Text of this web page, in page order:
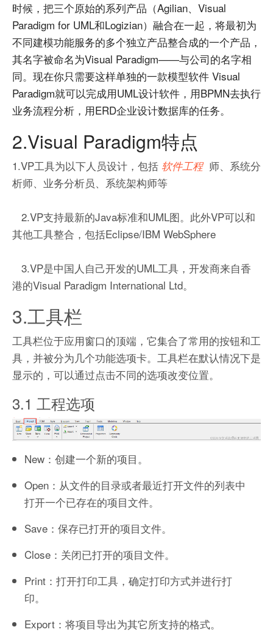
时候，把三个原始的系列产品（Agilian、Visual
Paradigm for UML和Logizian）融合在一起，将最初为
不同建模功能服务的多个独立产品整合成的一个产品，
其名字被命名为Visual Paradigm——与公司的名字相
同。现在你只需要这样单独的一款模型软件 Visual
Paradigm就可以完成用UML设计软件，用BPMN去执行
业务流程分析，用ERD企业设计数据库的任务。
2.Visual Paradigm特点
1.VP工具为以下人员设计，包括 软件工程 师、系统分
析师、业务分析员、系统架构师等
2.VP支持最新的Java标准和UML图。此外VP可以和
其他工具整合，包括Eclipse/IBM WebSphere
3.VP是中国人自己开发的UML工具，开发商来自香
港的Visual Paradigm International Ltd。
3.工具栏
工具栏位于应用窗口的顶端，它集合了常用的按钮和工
具，并被分为几个功能选项卡。工具栏在默认情况下是
显示的，可以通过点击不同的选项改变位置。
3.1 工程选项
New：创建一个新的项目。
Open：从文件的目录或者最近打开文件的列表中
打开一个已存在的项目文件。
Save：保存已打开的项目文件。
Close：关闭已打开的项目文件。
Print：打开打印工具，确定打印方式并进行打
印。
Export：将项目导出为其它所支持的格式。